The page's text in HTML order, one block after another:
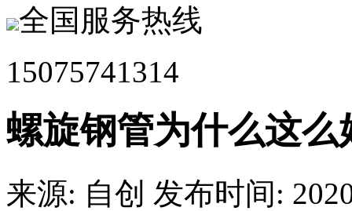
全国服务热线
15075741314
螺旋钢管为什么这么
来源: 自创 发布时间: